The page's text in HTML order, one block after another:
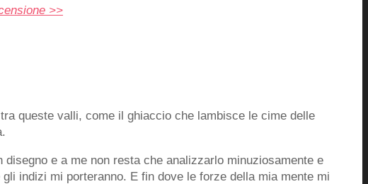
>>
queste valli, come il ghiaccio che lambisce le cime delle
e a me non resta che analizzarlo minuziosamente e
indizi mi porteranno. E fin dove le forze della mia mente mi